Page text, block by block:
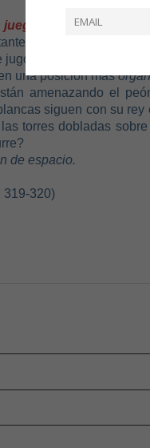
juegan y ganan
si las negras
una posición más
amenazando el
siguen con su
torres dobladas
de espacio.
319-320)